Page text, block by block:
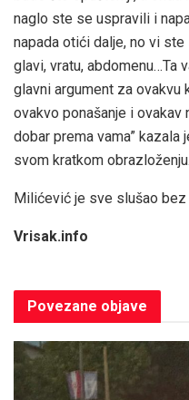
naglo ste se uspravili i
napada otići dalje, no vi
glavi, vratu, abdomenu…Ta
glavni argument za ovakvu
ovakvo ponašanje i ovakav
dobar prema vama”
svom kratkom obrazloženju.
Milićević je sve slušao
Vrisak.info
Povezane objave